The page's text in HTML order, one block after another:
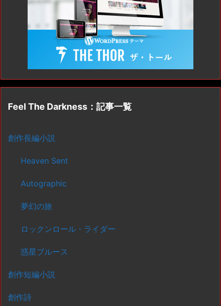
Feel The Darkness：記事一覧
創作長編小説
Heaven Sent
Autographic
夢幻の旅
ロックンロール・ライダー
惑星ブルース
創作短編小説
創作詩